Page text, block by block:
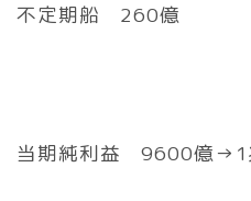
不定期船 260億
当期純利益 9600億→1